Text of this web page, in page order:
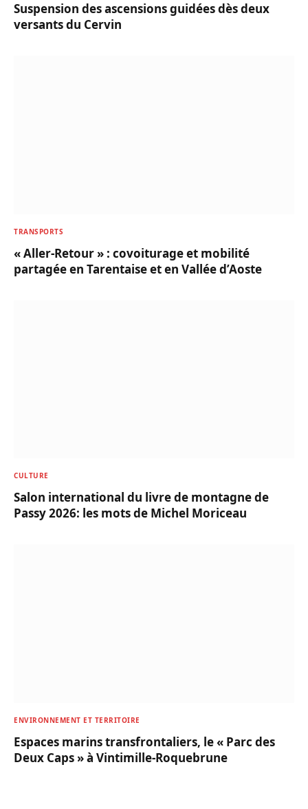
Suspension des ascensions guidées dès deux
versants du Cervin
TRANSPORTS
« Aller-Retour » : covoiturage et mobilité
partagée en Tarentaise et en Vallée d’Aoste
CULTURE
Salon international du livre de montagne de
Passy 2026: les mots de Michel Moriceau
ENVIRONNEMENT ET TERRITOIRE
Espaces marins transfrontaliers, le « Parc des
Deux Caps » à Vintimille-Roquebrune